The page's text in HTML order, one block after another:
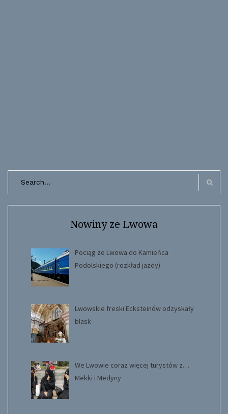
Search
Nowiny ze Lwowa
Pociąg ze Lwowa do Kamieńca
Podolskiego (rozkład jazdy)
Lwowskie freski Ecksteinów odzyskały
blask
We Lwowie coraz więcej turystów z…
Mekki i Medyny